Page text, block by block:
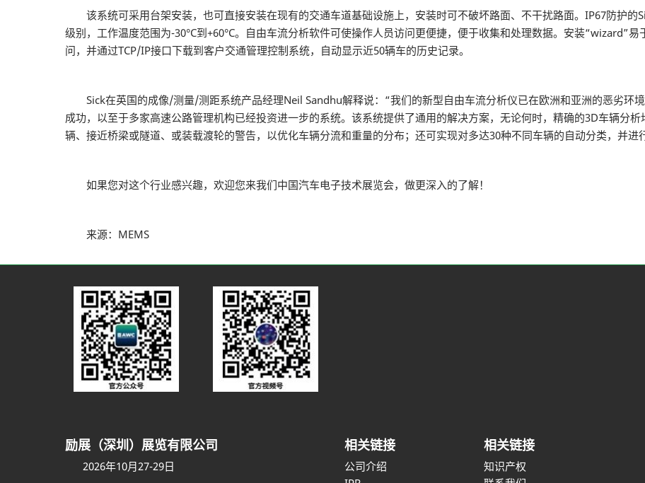
该系统可采用台架安装，也可直接安装在现有的交通车道基础设施上，安装时可不破坏路面、不干扰路面。IP67防护的
级别，工作温度范围为-30°C到+60°C。自由车流分析软件可使操作人员访问更便捷，便于收集和处理数据。安装“wizard”
问，并通过TCP/IP接口下载到客户交通管理控制系统，自动显示近50辆车的历史记录。
Sick在英国的成像/测量/测距系统产品经理Neil Sandhu解释说：“我们的新型自由车流分析仪已在欧洲和亚洲的恶劣环
成功，以至于多家高速公路管理机构已经投资进一步的系统。该系统提供了通用的解决方案，无论何时，精确的3D车辆分
辆、接近桥梁或隧道、或装载渡轮的警告，以优化车辆分流和重量的分布；还可实现对多达30种不同车辆的自动分类，并进
如果您对这个行业感兴趣，欢迎您来我们中国汽车电子技术展览会，做更深入的了解！
来源：MEMS
励展（深圳）展览有限公司
2026年10月27-29日
相关链接
公司介绍
相关链接
知识产权